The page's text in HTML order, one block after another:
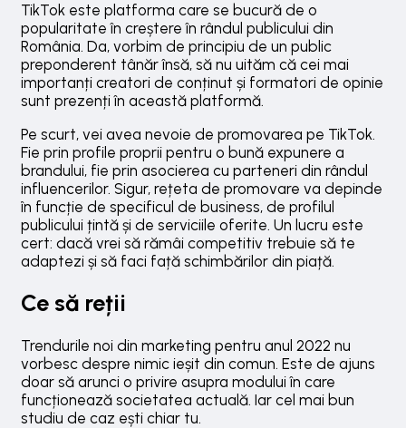
TikTok este platforma care se bucură de o
popularitate în creștere în rândul publicului din
România. Da, vorbim de principiu de un public
preponderent tânăr însă, să nu uităm că cei mai
importanți creatori de conținut și formatori de opinie
sunt prezenți în această platformă.
Pe scurt, vei avea nevoie de promovarea pe TikTok.
Fie prin profile proprii pentru o bună expunere a
brandului, fie prin asocierea cu parteneri din rândul
influencerilor. Sigur, rețeta de promovare va depinde
în funcție de specificul de business, de profilul
publicului țintă și de serviciile oferite. Un lucru este
cert: dacă vrei să rămâi competitiv trebuie să te
adaptezi și să faci față schimbărilor din piață.
Ce să reții
Trendurile noi din marketing pentru anul 2022 nu
vorbesc despre nimic ieșit din comun. Este de ajuns
doar să arunci o privire asupra modului în care
funcționează societatea actuală. Iar cel mai bun
studiu de caz ești chiar tu.